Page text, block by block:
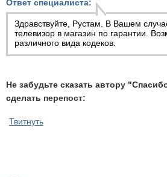
Ответ специалиста:
Здравствуйте, Рустам. В Вашем
телевизор в магазин по гарантии.
различного вида кодеков.
Не забудьте сказать автору
сделать перепост:
Твитнуть